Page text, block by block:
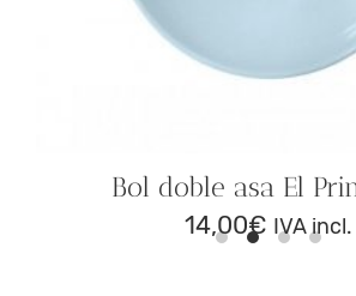
Bol doble asa El
14,00€ IVA incl.